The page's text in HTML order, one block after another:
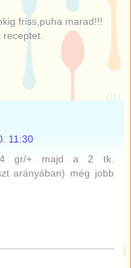
friss,puha marad!!!
11:30
gr/+ majd a 2 tk.
arányában) még jobb